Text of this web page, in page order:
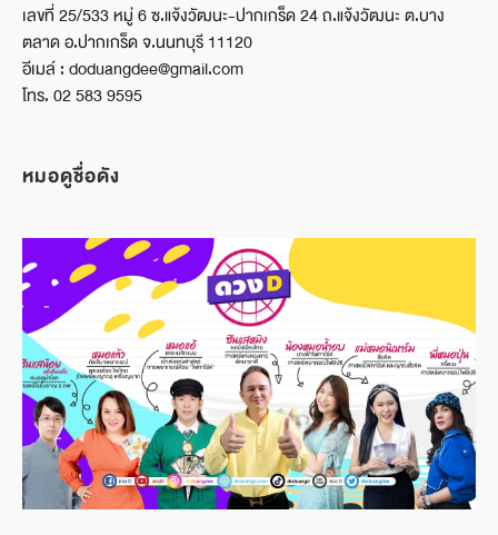
เลขที่ 25/533 หมู่ 6 ซ.แจ้งวัฒนะ-ปากเกร็ด 24 ถ.แจ้งวัฒนะ ต.บาง
ตลาด อ.ปากเกร็ด จ.นนทบุรี 11120
อีเมล์ : doduangdee@gmail.com
โทร. 02 583 9595
หมอดูชื่อดัง